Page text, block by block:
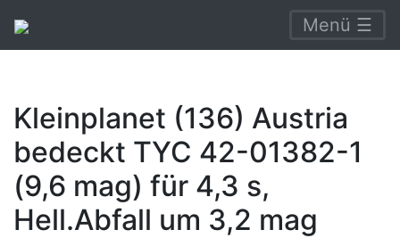
Menü ☰
Kleinplanet (136) Austria
bedeckt TYC 42-01382-1
(9,6 mag) für 4,3 s,
Hell.Abfall um 3,2 mag